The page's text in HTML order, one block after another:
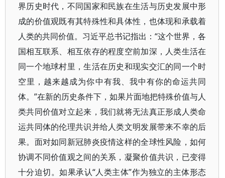
界历史时代，不同国家和民族在生活与历史发展中形
成的价值观既有其特殊性和具体性，也体现和承载着
人类的共同价值。习近平总书记指出：“这个世界，各
国相互联系、相互依存的程度空前加深，人类生活在
同一个地球村里，生活在历史和现实交汇的同一个时
空里，越来越成为你中有我、我中有你的命运共同
体。”在新的历史条件下，如果片面地把特殊价值与人
类共同价值对立起来，我们就将无法真正形成人类命
运共同体的伦理共识并给人类文明发展带来不幸的后
果。面对如同新冠肺炎疫情这样的全球性风险，如何
协调不同价值观之间的关系，凝聚价值共识，已变得
十分迫切。如果承认“人类主体”作为独立的主体形态